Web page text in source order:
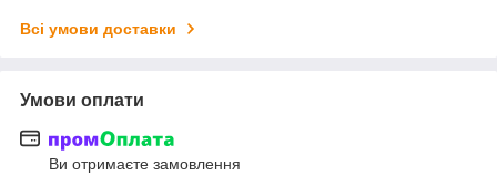
Всі умови доставки
Умови оплати
Ви отримаєте замовлення